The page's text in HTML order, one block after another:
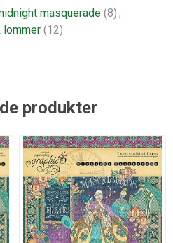
masquerade (8) ,
lommer (12)
produkter